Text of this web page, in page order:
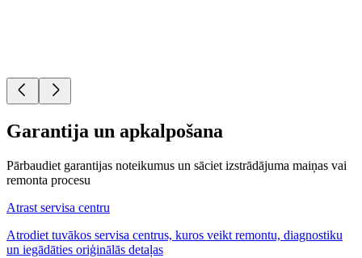
Garantija un apkalpošana
Pārbaudiet garantijas noteikumus un sāciet izstrādājuma maiņas vai
remonta procesu
Atrast servisa centru
Atrodiet tuvākos servisa centrus, kuros veikt remontu, diagnostiku
un iegādāties oriģinālās detaļas